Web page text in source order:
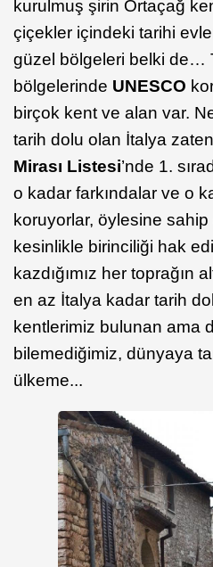
kurulmuş şirin Ortaçağ
çiçekler içindeki tarihi
güzel bölgeleri belki de…
bölgelerinde UNESCO
birçok kent ve alan var.
tarih dolu olan İtalya zaten
Mirası Listesi’nde 1.
o kadar farkındalar ve o
koruyorlar, öylesine sahip
kesinlikle birinciliği hak
kazdığımız her toprağın
en az İtalya kadar tarih
kentlerimiz bulunan ama
bilemediğimiz, dünyaya
ülkeme...